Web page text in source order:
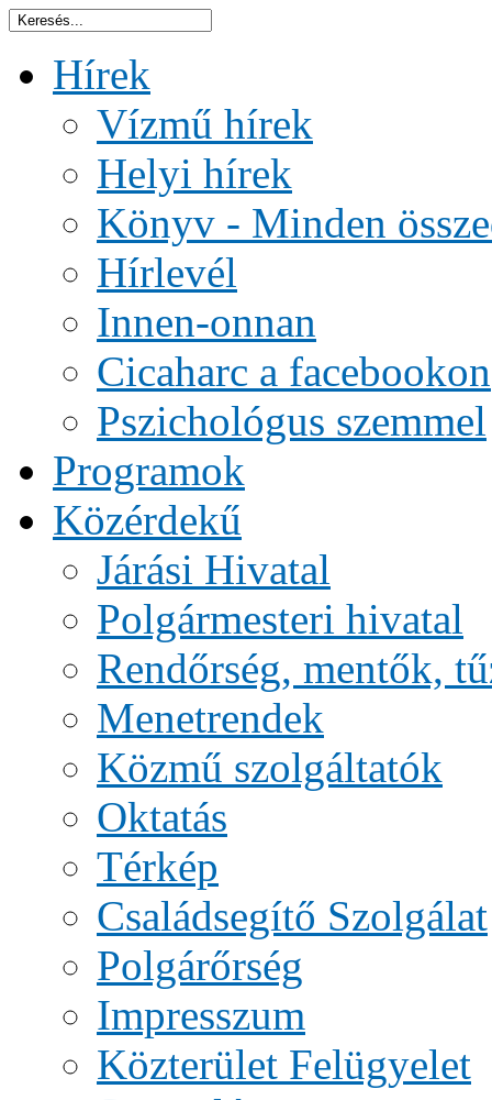
Hírek
Vízmű hírek
Helyi hírek
Könyv - Minden
Hírlevél
Innen-onnan
Cicaharc a facebookon
Pszichológus szemmel
Programok
Közérdekű
Járási Hivatal
Polgármesteri hivatal
Rendőrség, mentők,
Menetrendek
Közmű szolgáltatók
Oktatás
Térkép
Családsegítő Szolgálat
Polgárőrség
Impresszum
Közterület Felügyelet